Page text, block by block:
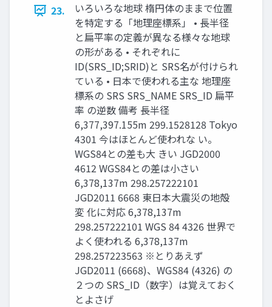
23.
いろいろな地球 楕円体のままで位置
を特定する「地理座標系」 • 長半径
と扁平率の定義が異なる様々な地球
の形がある • それぞれに
ID(SRS_ID;SRID)と SRS名が付けられ
ている • 日本で使われる主な 地理座
標系の SRS SRS_NAME SRS_ID 扁平
率 の逆数 備考 長半径
6,377,397.155m 299.1528128 Tokyo
4301 今はほとんど使われな い。
WGS84との差も大 きい JGD2000
4612 WGS84との差は小さい
6,378,137m 298.257222101
JGD2011 6668 東日本大震災の地殻
変 化に対応 6,378,137m
298.257222101 WGS 84 4326 世界で
よく使われる 6,378,137m
298.257223563 ※とりあえず
JGD2011 (6668)、WGS84 (4326) の
２つの SRS_ID（数字）は覚えておく
とよさげ